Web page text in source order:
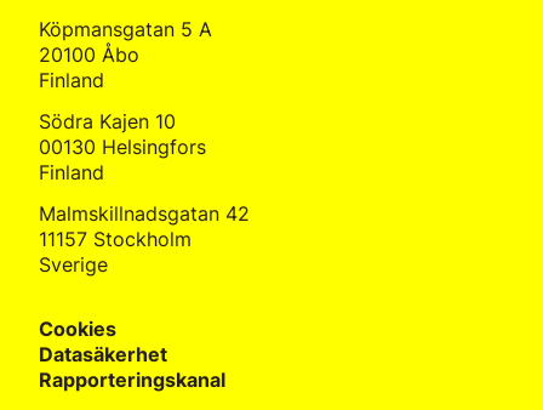
Köpmansgatan 5 A
20100 Åbo
Finland
Södra Kajen 10
00130 Helsingfors
Finland
Malmskillnadsgatan 42
11157 Stockholm
Sverige
Cookies
Datasäkerhet
Rapporteringskanal